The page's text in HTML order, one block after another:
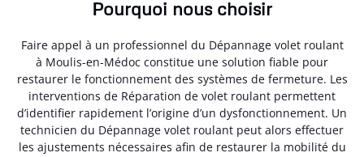
Pourquoi nous choisir
Faire appel à un professionnel du Dépannage volet roulant
à Moulis-en-Médoc constitue une solution fiable pour
restaurer le fonctionnement des systèmes de fermeture. Les
interventions de Réparation de volet roulant permettent
d’identifier rapidement l’origine d’un dysfonctionnement. Un
technicien du Dépannage volet roulant peut alors effectuer
les ajustements nécessaires afin de restaurer la mobilité du